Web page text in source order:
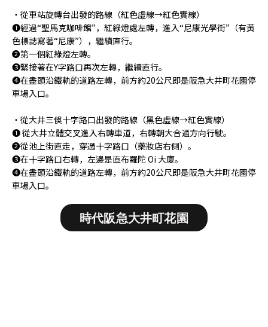
・從車站旋轉台出發的路線（紅色虛線→紅色實線）
❶經過“聖馬克咖啡館”，紅綠燈處左轉，進入“尼康光學街”（有黃
色標誌寫著“尼康”），繼續直行。
❷第一個紅綠燈左轉。
❸緊接著在Y字路口再次左轉，繼續直行。
❹在盡頭沿鐵軌的道路左轉，前方約20公尺即是阪急大井町花園停
車場入口。
・從大井三俁十字路口出發的路線（黑色虛線→紅色實線）
❶ 從大井立體交叉進入右轉車道，右轉朝大合通方向行駛。
❷從池上街直走，穿過十字路口（藥妝店右側）。
❸在十字路口右轉，左邊是直布羅陀 Oi 大廈。
❹在盡頭沿鐵軌的道路左轉，前方約20公尺即是阪急大井町花園停
車場入口。
時代阪急大井町花園